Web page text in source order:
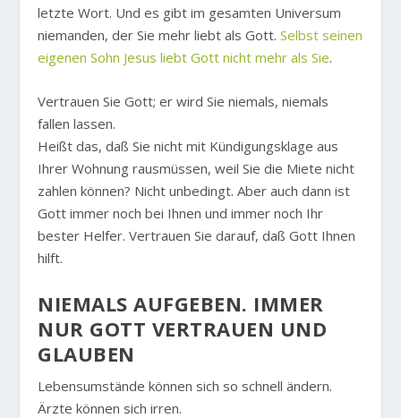
letzte Wort. Und es gibt im gesamten Universum
niemanden, der Sie mehr liebt als Gott.Selbst seinen
eigenen Sohn Jesus liebt Gott nicht mehr als Sie.
Vertrauen Sie Gott; er wird Sie niemals, niemals
fallen lassen.
Heißt das, daß Sie nicht mit Kündigungsklage aus
Ihrer Wohnung rausmüssen, weil Sie die Miete nicht
zahlen können? Nicht unbedingt. Aber auch dann ist
Gott immer noch bei Ihnen und immer noch Ihr
bester Helfer. Vertrauen Sie darauf, daß Gott Ihnen
hilft.
NIEMALS AUFGEBEN. IMMER
NUR GOTT VERTRAUEN UND
GLAUBEN
Lebensumstände können sich so schnell ändern.
Ärzte können sich irren.